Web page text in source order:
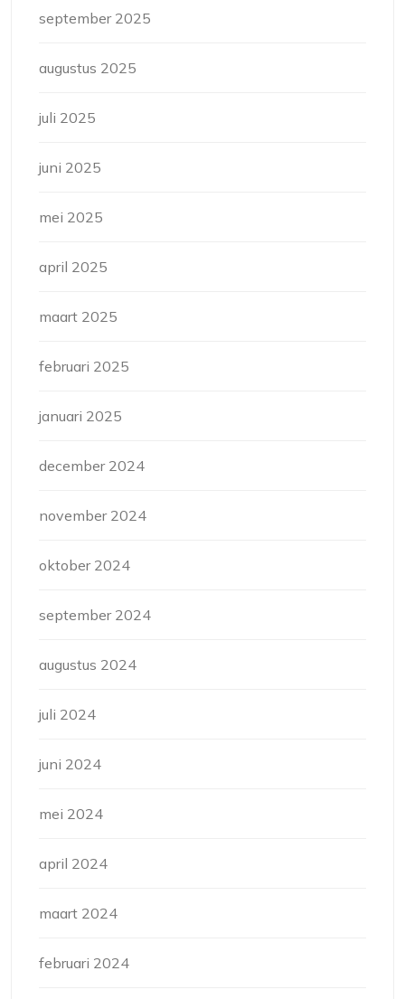
september 2025
augustus 2025
juli 2025
juni 2025
mei 2025
april 2025
maart 2025
februari 2025
januari 2025
december 2024
november 2024
oktober 2024
september 2024
augustus 2024
juli 2024
juni 2024
mei 2024
april 2024
maart 2024
februari 2024